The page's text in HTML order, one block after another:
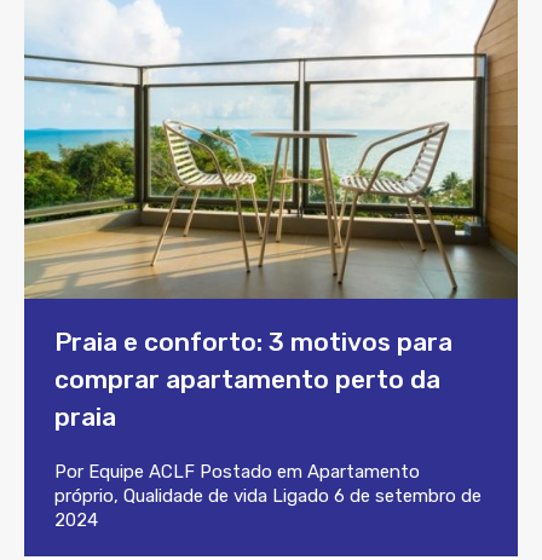
Praia e conforto: 3 motivos para
comprar apartamento perto da
praia
Por Equipe ACLF Postado em Apartamento
próprio, Qualidade de vida Ligado 6 de setembro de
2024